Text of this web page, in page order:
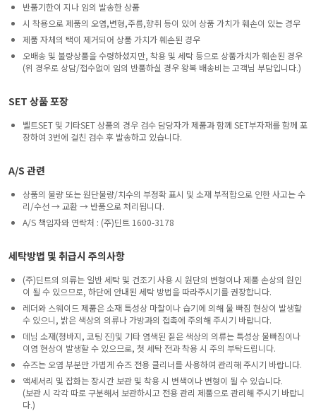
반품기한이 지나 임의 발송한 상품
시 착용으로 제품의 오염,변형,주름,향취 등이 있어 상품 가치가 훼손이 있는 경우
제품 자체의 택이 제거되어 상품 가치가 훼손된 경우
오배송 및 불량상품을 수령하셨지만, 착용 및 세탁 등으로 상품가치가 훼손된 경우
(위 경우로 상담/접수없이 임의 반품하실 경우 왕복 배송비는 고객님 부담입니다.)
SET 상품 포장
벨트SET 및 기타SET 상품의 경우 검수 담당자가 제품과 함께 SET부자재를 함께 포
장하여 3번에 걸친 검수 후 발송하고 있습니다.
A/S 관련
상품의 불량 또는 원단불량/치수의 부정확 표시 및 소재 부적합으로 인한 사고는 수
리/수선 → 교환 → 반품으로 처리됩니다.
A/S 책임자와 연락처 : (주)딘트 1600-3178
세탁방법 및 취급시 주의사항
(주)딘트의 의류는 일반 세탁 및 건조기 사용 시 원단의 변형이나 제품 손상의 원인
이 될 수 있으므로, 하단에 안내된 세탁 방법을 따라주시기를 권장합니다.
레더와 스웨이드 제품은 소재 특성상 마찰이나 습기에 의해 물 빠짐 현상이 발생할
수 있으니, 밝은 색상의 의류나 가방과의 접촉에 주의해 주시기 바랍니다.
데님 소재(청바지, 코팅 진)및 기타 염색된 짙은 색상의 의류는 특성상 물빠짐이나
이염 현상이 발생할 수 있으므로, 첫 세탁 전과 착용 시 주의 부탁드립니다.
슈즈는 오염 부분만 가볍게 슈즈 전용 클리너를 사용하여 관리해 주시기 바랍니다.
액세서리 및 잡화는 장시간 보관 및 착용 시 변색이나 변형이 될 수 있습니다.
(보관 시 각각 따로 구분해서 보관하시고 전용 관리 제품으로 관리해 주시기 바랍니
다.)